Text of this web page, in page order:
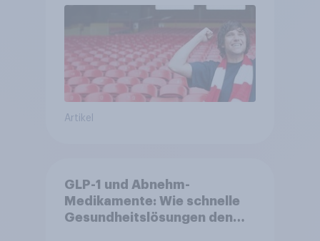
Artikel
GLP-1 und Abnehm-
Medikamente: Wie schnelle
Gesundheitslösungen den